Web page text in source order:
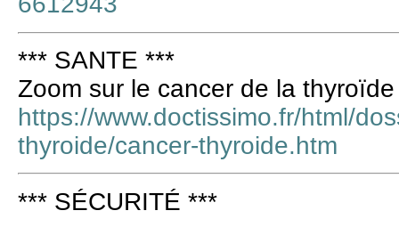
*** SANTE ***
Zoom sur le cancer de la thyroïde
https://www.doctissimo.fr/html/
thyroide/cancer-thyroide.htm
*** SÉCURITÉ ***